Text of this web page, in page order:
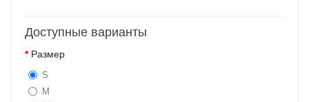
Доступные варианты
Размер
S
M